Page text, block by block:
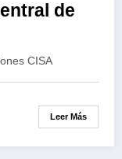
de
CISA
Leer Más